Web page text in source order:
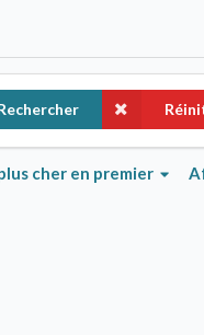
cher en premier